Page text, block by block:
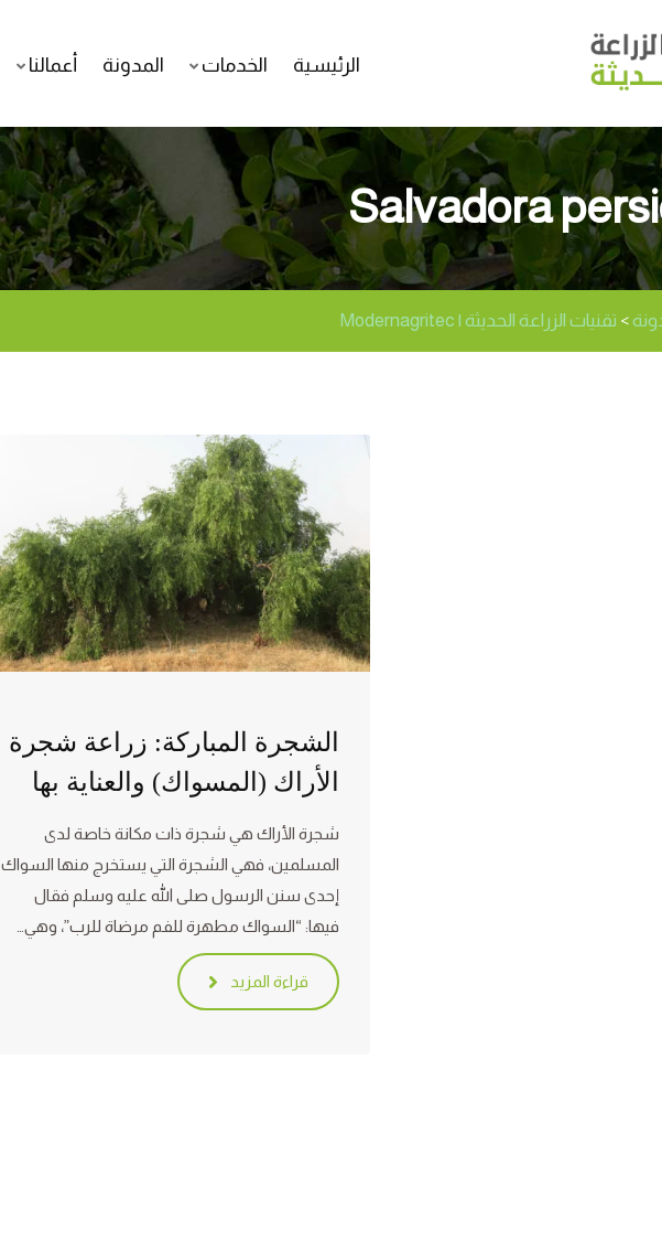
الرئيسية الخدمات المدونة أعمالنا
Salvadora
> تقنيات الزراعة الحديثة | Modernagritec
الشجرة المباركة: زراعة شجرة
الأراك (المسواك) والعناية بها
شجرة الأراك هي شجرة ذات مكانة خاصة لدى
المسلمين، فهي الشجرة التي يستخرج منها السواك
إحدى سنن الرسول صلى الله عليه وسلم فقال
فيها: “السواك مطهرة للفم مرضاة للرب”، وهي…
قراءة المزيد